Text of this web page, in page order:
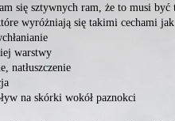
się sztywnych ram, że to musi
wyróżniają się takimi cechami
warstwy
natłuszczenie
na skórki wokół paznokci